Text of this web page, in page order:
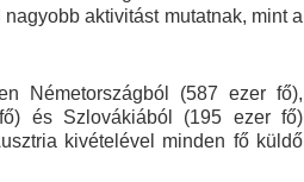
aktivitást mutatnak, mint a
Németországból (587 ezer fő),
és Szlovákiából (195 ezer fő)
kivételével minden fő küldő